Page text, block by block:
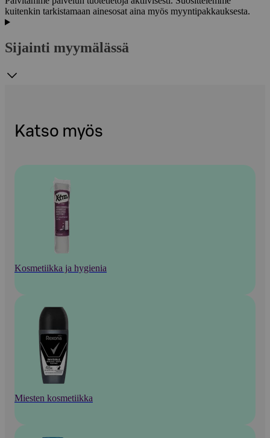
kuitenkin tarkistamaan ainesosat aina myös myyntipakkauksesta.
Sijainti myymälässä
Katso myös
Kosmetiikka ja hygienia
Miesten kosmetiikka